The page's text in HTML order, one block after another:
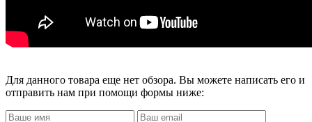
Для данного товара еще нет обзора. Вы можете написать его и
отправить нам при помощи формы ниже: